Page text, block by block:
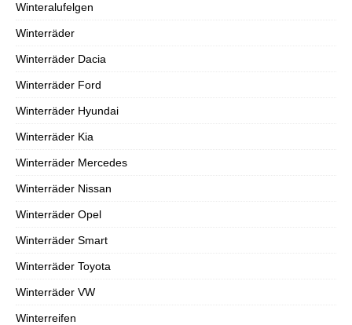
Winteralufelgen
Winterräder
Winterräder Dacia
Winterräder Ford
Winterräder Hyundai
Winterräder Kia
Winterräder Mercedes
Winterräder Nissan
Winterräder Opel
Winterräder Smart
Winterräder Toyota
Winterräder VW
Winterreifen